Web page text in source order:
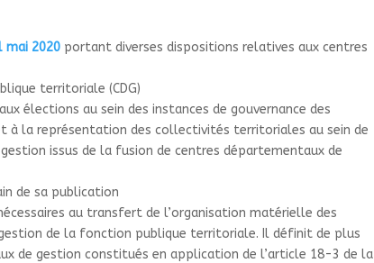
mai 2020 portant diverses dispositions relatives aux centres
territoriale (CDG)
élections au sein des instances de gouvernance des
la représentation des collectivités territoriales au sein de
issus de la fusion de centres départementaux de
de sa publication
au transfert de l’organisation matérielle des
de la fonction publique territoriale. Il définit de plus
de gestion constitués en application de l’article 18-3 de la